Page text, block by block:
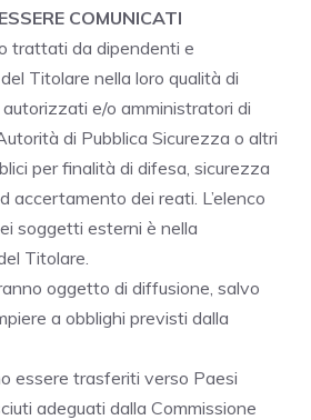
COMUNICATI
trattati da dipendenti e
Titolare nella loro qualità di
e/o amministratori di
di Pubblica Sicurezza o altri
per finalità di difesa, sicurezza
accertamento dei reati. L’elenco
soggetti esterni è nella
Titolare.
oggetto di diffusione, salvo
a obblighi previsti dalla
essere trasferiti verso Paesi
adeguati dalla Commissione